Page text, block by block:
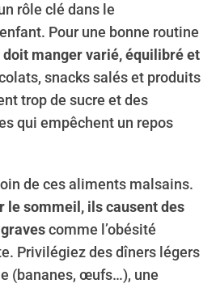
rôle clé dans le
Pour une bonne routine
doit manger varié, équilibré et
snacks salés et produits
trop de sucre et des
qui empêchent un repos
de ces aliments malsains.
le sommeil, ils causent des
comme l’obésité
Privilégiez des dîners légers
(bananes, œufs…), une